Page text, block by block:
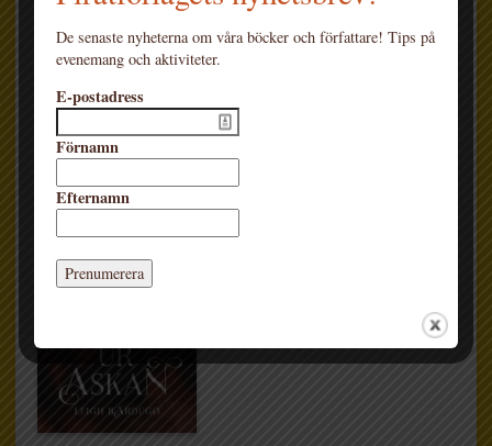
Sidor:
368
Översättare:
Carina Jansson
Genre:
Ur askan
De senaste nyheterna om våra böcker och författare! Tips på
evenemang och aktiviteter.
E-postadress
Förnamn
Efternamn